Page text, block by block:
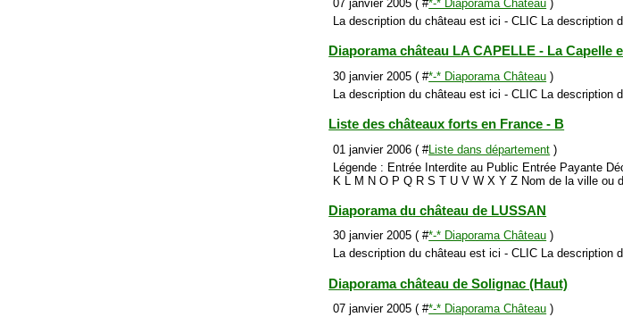
07 janvier 2005 ( #*-* Diaporama Château )
La description du château est ici - CLIC La description
Diaporama château LA CAPELLE - La Capelle
30 janvier 2005 ( #*-* Diaporama Château )
La description du château est ici - CLIC La description
Liste des châteaux forts en France - B
01 janvier 2006 ( #Liste dans département )
Légende : Entrée Interdite au Public Entrée Payante
K L M N O P Q R S T U V W X Y Z Nom de la ville ou
Diaporama du château de LUSSAN
30 janvier 2005 ( #*-* Diaporama Château )
La description du château est ici - CLIC La description
Diaporama château de Solignac (Haut)
07 janvier 2005 ( #*-* Diaporama Château )